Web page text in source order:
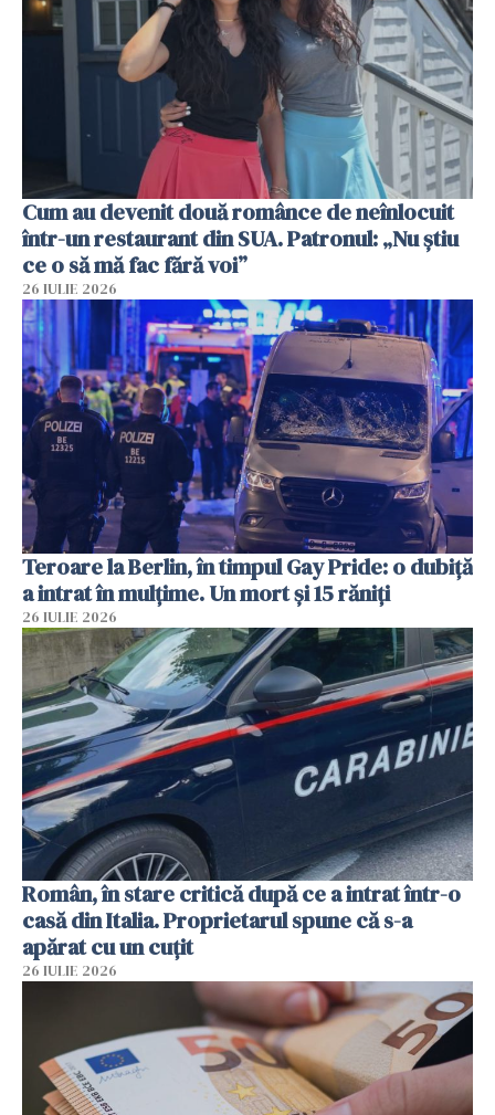
Cum au devenit două românce de neînlocuit
într-un restaurant din SUA. Patronul: „Nu știu
ce o să mă fac fără voi”
26 IULIE 2026
Teroare la Berlin, în timpul Gay Pride: o dubiță
a intrat în mulțime. Un mort și 15 răniți
26 IULIE 2026
Român, în stare critică după ce a intrat într-o
casă din Italia. Proprietarul spune că s-a
apărat cu un cuțit
26 IULIE 2026